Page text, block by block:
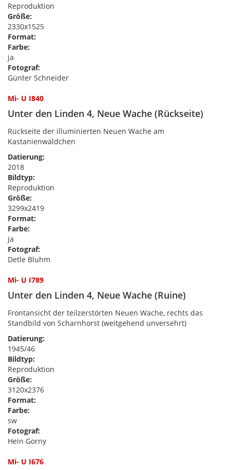
Reproduktion
Größe:
2330x1525
Format:
Farbe:
ja
Fotograf:
Günter Schneider
Mi- U I840
Unter den Linden 4, Neue Wache (Rückseite)
Rückseite der illuminierten Neuen Wache am
Kastanienwäldchen
Datierung:
2018
Bildtyp:
Reproduktion
Größe:
3299x2419
Format:
Farbe:
ja
Fotograf:
Detle Bluhm
Mi- U I789
Unter den Linden 4, Neue Wache (Ruine)
Frontansicht der teilzerstörten Neuen Wache, rechts das
Standbild von Scharnhorst (weitgehend unversehrt)
Datierung:
1945/46
Bildtyp:
Reproduktion
Größe:
3120x2376
Format:
Farbe:
sw
Fotograf:
Hein Gorny
Mi- U I676